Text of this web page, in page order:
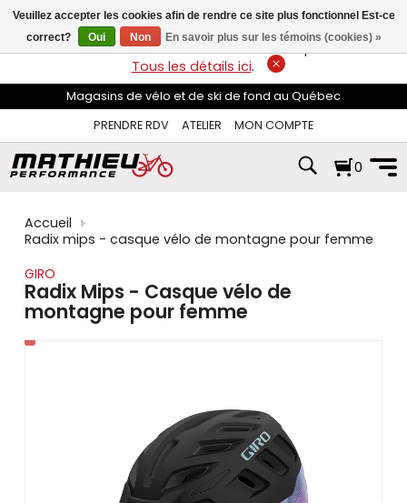
flèches
haut
et
pour
sélectionner
disponible.
Appuyez
pour
accéder
de
recherche
sélectionné.
LIVRAISON GRATUITEsur les commandes de plus de 74$*.
Tous les détails ici.
Magasins de vélo et de ski de fond au Québec
PRENDRE RDV
ATELIER MON COMPTE
0
Accueil
Radix mips - casque vélo de montagne pour femme
GIRO
Radix Mips - Casque vélo de
montagne pour femme
Veuillez accepter les cookies afin de rendre ce site plus fonctionnel Est-ce
correct?
Oui Non En savoir plus sur les témoins (cookies) »